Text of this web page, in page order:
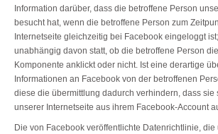
Information darüber, dass die betroffene Person
besucht hat, wenn die betroffene Person zum
Internetseite gleichzeitig bei Facebook eingeloggt
unabhängig davon statt, ob die betroffene Person
Komponente anklickt oder nicht. Ist eine derartige
Informationen an Facebook von der betroffenen
diese die übermittlung dadurch verhindern, dass sie
unserer Internetseite aus ihrem Facebook-Account
Die von Facebook veröffentlichte Datenrichtlinie, die